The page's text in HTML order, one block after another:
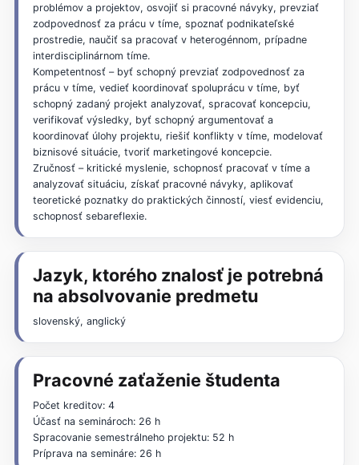
problémov a projektov, osvojiť si pracovné návyky, prevziať
zodpovednosť za prácu v tíme, spoznať podnikateľské
prostredie, naučiť sa pracovať v heterogénnom, prípadne
interdisciplinárnom tíme.
Kompetentnosť – byť schopný prevziať zodpovednosť za
prácu v tíme, vedieť koordinovať spoluprácu v tíme, byť
schopný zadaný projekt analyzovať, spracovať koncepciu,
verifikovať výsledky, byť schopný argumentovať a
koordinovať úlohy projektu, riešiť konflikty v tíme, modelovať
biznisové situácie, tvoriť marketingové koncepcie.
Zručnosť – kritické myslenie, schopnosť pracovať v tíme a
analyzovať situáciu, získať pracovné návyky, aplikovať
teoretické poznatky do praktických činností, viesť evidenciu,
schopnosť sebareflexie.
Jazyk, ktorého znalosť je potrebná
na absolvovanie predmetu
slovenský, anglický
Pracovné zaťaženie študenta
Počet kreditov: 4
Účasť na seminároch: 26 h
Spracovanie semestrálneho projektu: 52 h
Príprava na semináre: 26 h